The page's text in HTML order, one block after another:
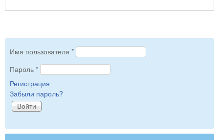
Имя пользователя *
Пароль *
Регистрация
Забыли пароль?